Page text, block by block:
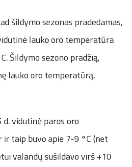
šildymo sezonas pradedamas,
lauko oro temperatūra
Šildymo sezono pradžią,
lauko oro temperatūrą,
vidutinė paros oro
taip buvo apie 7-9 °C (net
valandų sušildavo virš +10